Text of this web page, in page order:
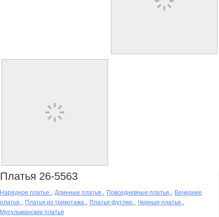
Платья 26-5563
Нарядное платье Длинные платья Повседневные платья
Вечерние
платья
Платья из трикотажа Платья футляр Черные платья
Мусульманские платья